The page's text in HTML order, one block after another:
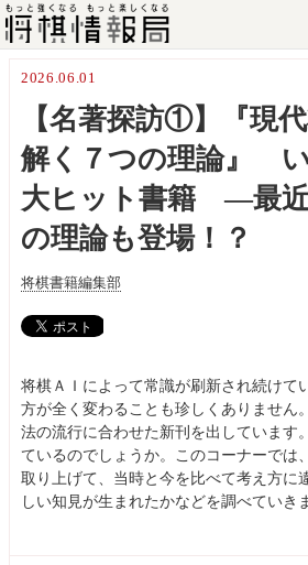
2026.06.01
【名著探訪①】『現
解く７つの理論』
大ヒット書籍 ―最近
の理論も登場！？
将棋書籍編集部
将棋ＡＩによって常識が刷新され続けて
方が全く変わることも珍しくありません
法の流行に合わせた新刊を出しています
ているのでしょうか。このコーナーでは
取り上げて、当時と今を比べて考え方に
しい知見が生まれたかなどを調べていき